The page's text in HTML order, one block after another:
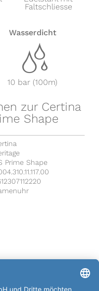
Faltschliesse
Wasserdicht
z
10 bar (100m)
zur Certina
Shape
Prime Shape